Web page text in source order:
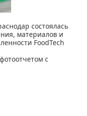
состоялась
материалов и
FoodTech
с